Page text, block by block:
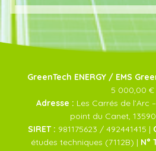
GreenTech ENERGY / EMS
5 000,00 €
Adresse : Les Carrés de l’Arc
point du Canet, 13590
SIRET : 981175623 / 492441415 |
études techniques (7112B) | N°